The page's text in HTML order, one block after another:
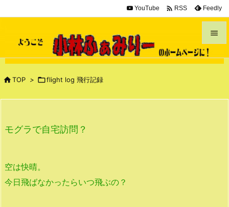


メニュ
YouTube  RSS Feedly
TOP > flight log 飛行記録
モグラで自宅訪問？
空は快晴。
今日飛ばなかったらいつ飛ぶの？